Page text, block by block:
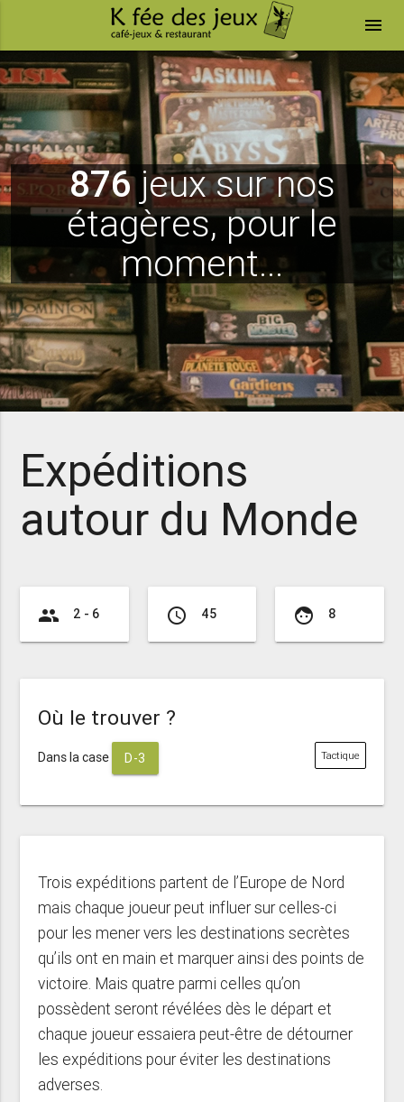
menu
876jeux sur nos
étagères, pour le
moment...
Expéditions
autour du Monde
group 2 - 6 access_time 45 face 8
Où le trouver ?
Dans la case D-3 Tactique
Trois expéditions partent de l’Europe de Nord
mais chaque joueur peut influer sur celles-ci
pour les mener vers les destinations secrètes
qu’ils ont en main et marquer ainsi des points de
victoire. Mais quatre parmi celles qu’on
possèdent seront révélées dès le départ et
chaque joueur essaiera peut-être de détourner
les expéditions pour éviter les destinations
adverses.